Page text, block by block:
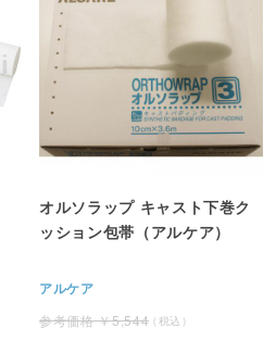
オルソラップ キャスト下巻ク
ッション包帯（アルケア）
アルケア
5,544